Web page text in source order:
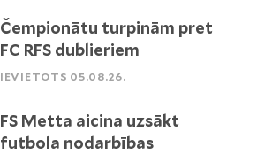
Čempionātu turpinām pret
FC RFS dublieriem
IEVIETOTS 05.08.26.
FS Metta aicina uzsākt
futbola nodarbības